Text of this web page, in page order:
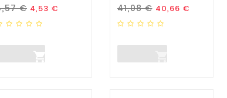
Standard
€ Prezzo
4,53 €

Prezzo Standard
41,08 € Prezzo
40,66 €